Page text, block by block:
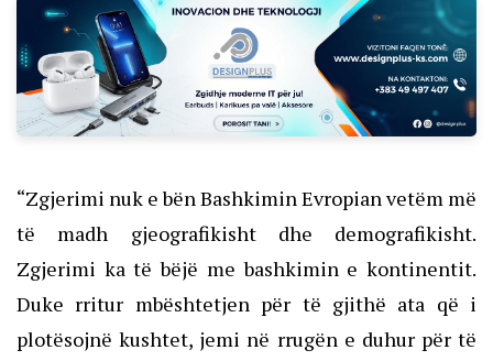
“Zgjerimi nuk e bën Bashkimin Evropian vetëm më
të madh gjeografikisht dhe demografikisht.
Zgjerimi ka të bëjë me bashkimin e kontinentit.
Duke rritur mbështetjen për të gjithë ata që i
plotësojnë kushtet, jemi në rrugën e duhur për të